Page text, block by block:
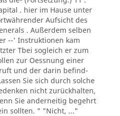
. hier im Hause unter
Aufsicht des
. Außerdem selben
--' Instruktionen kam
Tbei sogleich er zum
zur Oessnung einer
und der darin befind-
Sie sich durch solche
nicht zurückhalten,
Sie anderneitig begehrt
sollten. " "Nicht, ..."